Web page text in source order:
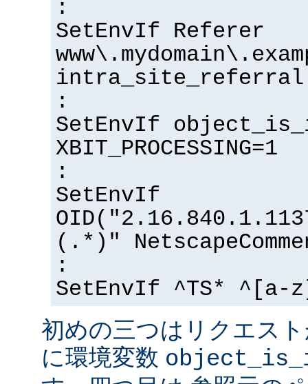
:
SetEnvIf Referer
intra_site_referral
:
SetEnvIf
XBIT_PROCESSING=1
:
SetEnvIf
(.*)"
:
SetEnvIf ^TS* ^[a-
初めの三つはリクエス
に環境変数